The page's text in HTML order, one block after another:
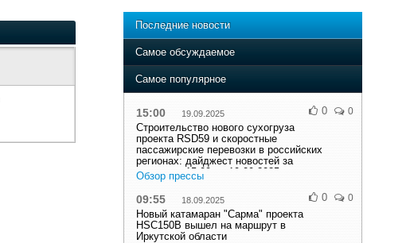
Последние новости
Самое обсуждаемое
Самое популярное
15:00 19.09.2025
Строительство нового сухогруза
проекта RSD59 и скоростные
пассажирские перевозки в российских
регионах: дайджест новостей за
неделю с 15.09 по 19.09.2025
Обзор прессы
0 0
09:55 18.09.2025
Новый катамаран "Сарма" проекта
HSC150B вышел на маршрут в
Иркутской области
0 0